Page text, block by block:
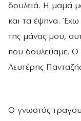
δουλειά. Η μαμά
και τα έψηνα. Έχω
της μάνας μου,
που δουλεύαμε. Ο
Λευτέρης
Ο γνωστός